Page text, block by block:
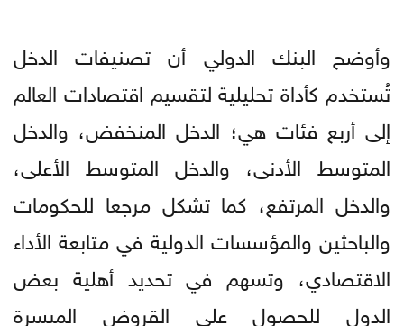
وأوضح البنك الدولي أن تصنيفات الدخل
تُستخدم كأداة تحليلية لتقسيم اقتصادات العالم
إلى أربع فئات هي؛ الدخل المنخفض، والدخل
المتوسط الأدنى، والدخل المتوسط الأعلى،
والدخل المرتفع، كما تشكل مرجعا للحكومات
والباحثين والمؤسسات الدولية في متابعة الأداء
الاقتصادي، وتسهم في تحديد أهلية بعض
الدول للحصول على القروض الميسرة